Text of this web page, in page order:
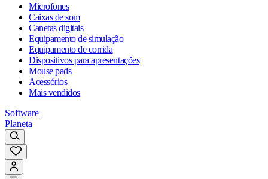
Microfones
Caixas de som
Canetas digitais
Equipamento de simulação
Equipamento de corrida
Dispositivos para apresentações
Mouse pads
Acessórios
Mais vendidos
Software
Planeta